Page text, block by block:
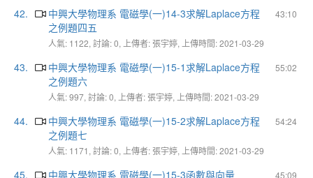
42. 43:10
中興大學物理系 電磁學(一)14-3求解Laplace方程
之例題四五
人氣: 1122, 討論: 0, 上傳者: 張宇婷, 上傳時間: 2021-03-29
43. 55:02
中興大學物理系 電磁學(一)15-1求解Laplace方程
之例題六
人氣: 997, 討論: 0, 上傳者: 張宇婷, 上傳時間: 2021-03-29
44. 54:24
中興大學物理系 電磁學(一)15-2求解Laplace方程
之例題七
人氣: 1171, 討論: 0, 上傳者: 張宇婷, 上傳時間: 2021-03-29
45. 45:09
中興大學物理系 電磁學(一)15-3函數與向量